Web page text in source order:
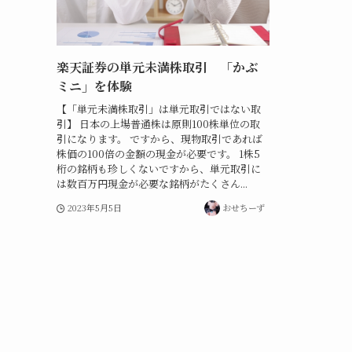
楽天証券の単元未満株取引 「かぶ
ミニ」を体験
【「単元未満株取引」は単元取引ではない取
引】 日本の上場普通株は原則100株単位の取
引になります。 ですから、現物取引であれば
株価の100倍の金額の現金が必要です。 1株5
桁の銘柄も珍しくないですから、単元取引に
は数百万円現金が必要な銘柄がたくさん...
2023年5月5日 おせちーず